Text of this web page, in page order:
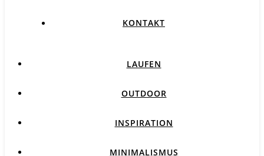
KONTAKT
LAUFEN
OUTDOOR
INSPIRATION
MINIMALISMUS